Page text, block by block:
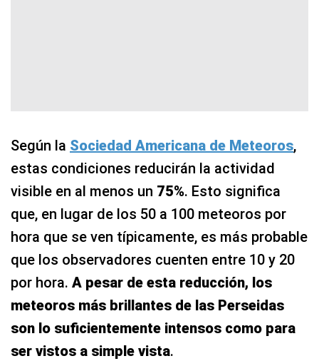
Según la Sociedad Americana de Meteoros,
estas condiciones reducirán la actividad
visible en al menos un 75%. Esto significa
que, en lugar de los 50 a 100 meteoros por
hora que se ven típicamente, es más probable
que los observadores cuenten entre 10 y 20
por hora. A pesar de esta reducción, los
meteoros más brillantes de las Perseidas
son lo suficientemente intensos como para
ser vistos a simple vista.